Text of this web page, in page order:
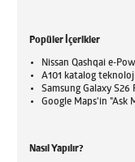
Popüler İçerikler
Nissan Qashqai e-
A101 katalog
Samsung Galaxy S26
Google Maps'in "Ask
Nasıl Yapılır?